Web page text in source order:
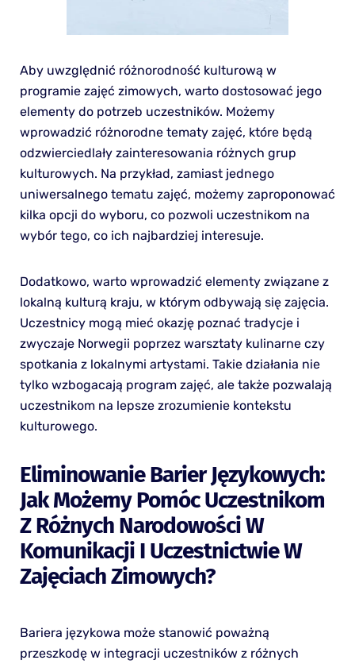
Aby uwzględnić różnorodność kulturową w
programie zajęć zimowych, warto dostosować jego
elementy do potrzeb uczestników. Możemy
wprowadzić różnorodne tematy zajęć, które będą
odzwierciedlały zainteresowania różnych grup
kulturowych. Na przykład, zamiast jednego
uniwersalnego tematu zajęć, możemy zaproponować
kilka opcji do wyboru, co pozwoli uczestnikom na
wybór tego, co ich najbardziej interesuje.
Dodatkowo, warto wprowadzić elementy związane z
lokalną kulturą kraju, w którym odbywają się zajęcia.
Uczestnicy mogą mieć okazję poznać tradycje i
zwyczaje Norwegii poprzez warsztaty kulinarne czy
spotkania z lokalnymi artystami. Takie działania nie
tylko wzbogacają program zajęć, ale także pozwalają
uczestnikom na lepsze zrozumienie kontekstu
kulturowego.
Eliminowanie Barier Językowych:
Jak Możemy Pomóc Uczestnikom
Z Różnych Narodowości W
Komunikacji I Uczestnictwie W
Zajęciach Zimowych?
Bariera językowa może stanowić poważną
przeszkodę w integracji uczestników z różnych